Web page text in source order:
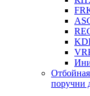
поручни